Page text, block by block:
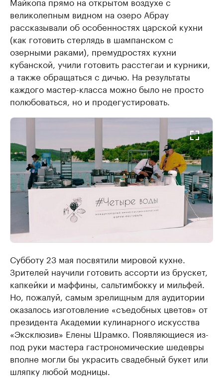
великолепным видном на озеро Абрау
рассказывали об особенностях царской кухни
(как готовить стерлядь в шампанском с
озерными раками), премудростях кухни
кубанской, учили готовить расстегаи и курники,
а также обращаться с дичью. На результаты
каждого мастер-класса можно было не просто
полюбоваться, но и продегустировать.
Субботу 23 мая посвятили мировой кухне.
Зрителей научили готовить ассорти из брускет,
капкейки и маффины, сальтимбокку и мильфей.
Но, пожалуй, самым зрелищным для аудитории
оказалось изготовление «съедобных цветов» от
президента Академии кулинарного искусства
«Эксклюзив» Елены Шрамко. Появляющиеся из-
под руки мастера гастрономические шедевры
вполне могли бы украсить свадебный букет или
шляпку любой модницы.